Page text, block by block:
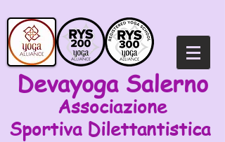
Devayoga Salerno
Associazione
Sportiva Dilettantistica